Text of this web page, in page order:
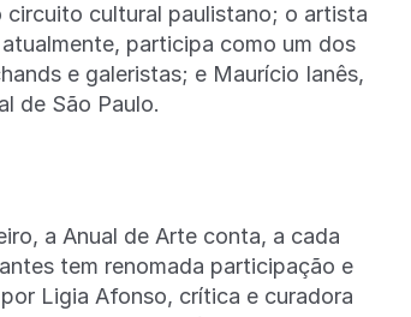
circuito cultural paulistano; o artista
participa como um dos
e galeristas; e Maurício Ianês,
de São Paulo.
a Anual de Arte conta, a cada
tem renomada participação e
Ligia Afonso, crítica e curadora